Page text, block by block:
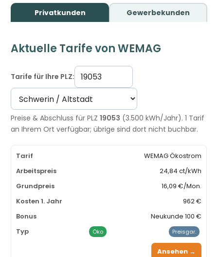
Privatkunden Gewerbekunden
Aktuelle Tarife von WEMAG
Tarife für Ihre PLZ:
Preise & Abschluss für PLZ19053 (3.500 kWh/Jahr). 1 Tarif
an Ihrem Ort verfügbar; übrige sind dort nicht buchbar.
WEMAG Ökostrom
24,84 ct/kWh
16,09 €/Mon.
962 €
Neukunde 100 €
Öko Preisgar.
Ansehen →